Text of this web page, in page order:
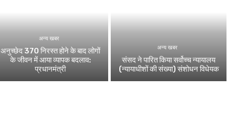
अन्य खबर
अनुच्छेद 370 निरस्त होने के बाद लोगों
के जीवन में आया व्यापक बदलाव:
प्रधानमंत्री
अन्य खबर
संसद ने पारित किया सर्वोच्च न्यायालय
(न्यायाधीशों की संख्या) संशोधन विधेयक